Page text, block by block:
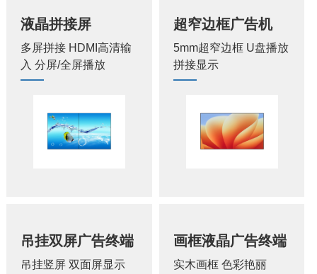
液晶拼接屏
多屏拼接 HDMI高清输
入 分屏/全屏播放
超窄边框广告机
5mm超窄边框 U盘播放
拼接显示
吊挂双屏广告终端
吊挂竖屏 双面屏显示
画框液晶广告终端
实木画框 色彩艳丽